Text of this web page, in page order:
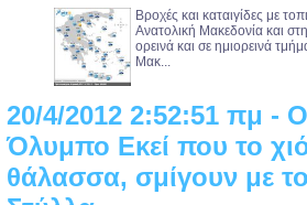
Βροχές και καταιγίδες με
Ανατολική Μακεδονία και
ορεινά και σε ημιορεινά
Μακ...
20/4/2012 2:52:51 πμ -
Όλυμπο Εκεί που το
θάλασσα, σμίγουν με